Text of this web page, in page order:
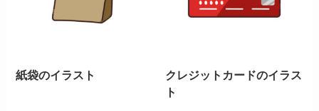
紙袋のイラスト
クレジットカードのイラス
ト